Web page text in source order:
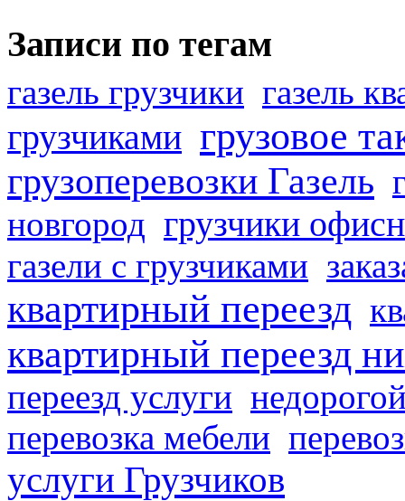
Записи по тегам
газель грузчики газель
грузчиками грузовое
грузоперевозки Газель
новгород грузчики
газели с грузчиками
квартирный переезд
квартирный переезд
переезд услуги
перевозка мебели
услуги Грузчиков